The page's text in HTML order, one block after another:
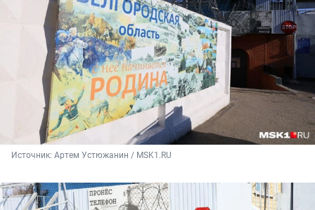
Источник: Артем Устюжанин / MSK1.RU